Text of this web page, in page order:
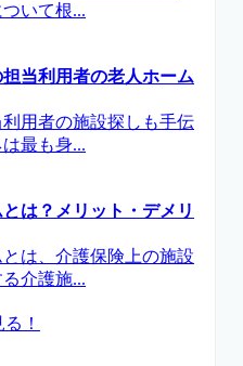
いて根...
当利用者の老人ホーム
用者の施設探しも手伝
最も身...
は？メリット・デメリ
は、介護保険上の施設
介護施...
！